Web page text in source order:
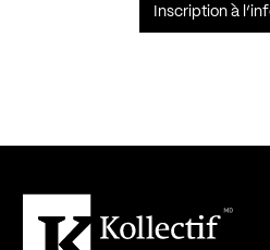
Inscription à